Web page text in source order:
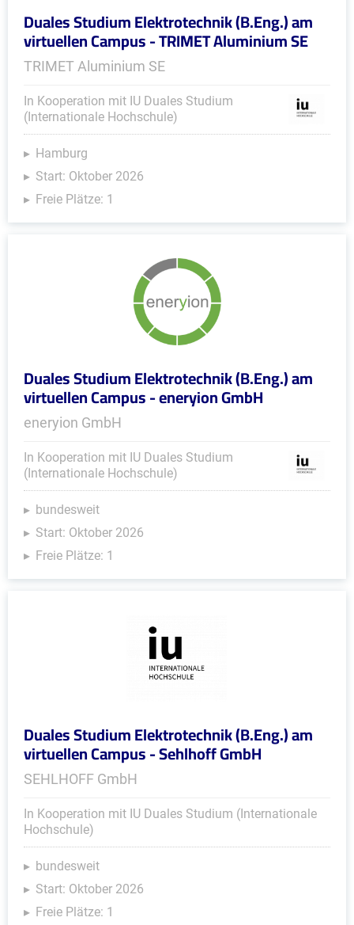
Duales Studium Elektrotechnik (B.Eng.) am
virtuellen Campus - TRIMET Aluminium SE
TRIMET Aluminium SE
In Kooperation mit IU Duales Studium
(Internationale Hochschule)
Hamburg
Start: Oktober 2026
Freie Plätze: 1
Duales Studium Elektrotechnik (B.Eng.) am
virtuellen Campus - eneryion GmbH
eneryion GmbH
In Kooperation mit IU Duales Studium
(Internationale Hochschule)
bundesweit
Start: Oktober 2026
Freie Plätze: 1
Duales Studium Elektrotechnik (B.Eng.) am
virtuellen Campus - Sehlhoff GmbH
SEHLHOFF GmbH
In Kooperation mit IU Duales Studium (Internationale
Hochschule)
bundesweit
Start: Oktober 2026
Freie Plätze: 1